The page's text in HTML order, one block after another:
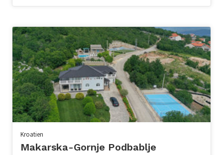
Kroatien
Makarska-Gornje Podbablje